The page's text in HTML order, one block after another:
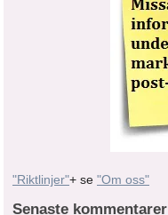
"Riktlinjer"+ se "Om oss"
Senaste kommentarer